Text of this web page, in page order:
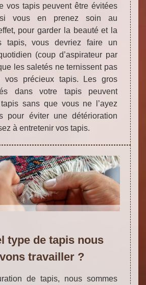
vos tapis peuvent être évitées
vous en prenez soin au
pour garder la beauté et la
tapis, vous devriez faire un
(coup d’aspirateur par
les saletés ne ternissent pas
vos précieux tapis. Les gros
dans votre tapis peuvent
sans que vous ne l’ayez
pour éviter une détérioration
à entretenir vos tapis.
type de tapis nous
travailler ?
de tapis, nous sommes